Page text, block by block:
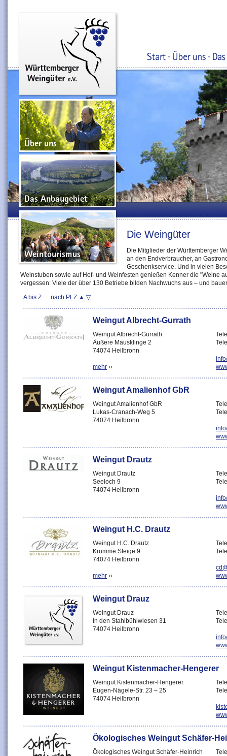
Die Weingüter
Die Mitglieder der Württemberger
an den Endverbraucher, an
Geschenkservice. Und in vielen
Weinstuben sowie auf Hof- und Weinfesten genießen Kenner die "Weine
vergessen: Viele der über 130 Betriebe bilden Nachwuchs aus – und
A bis Z
nach PLZ
Weingut Albrecht-Gurrath
Weingut Albrecht-Gurrath
Äußere Mausklinge 2
74074 Heilbronn
mehr ››
Weingut Amalienhof GbR
Weingut Amalienhof GbR
Lukas-Cranach-Weg 5
74074 Heilbronn
Weingut Drautz
Weingut Drautz
Seeloch 9
74074 Heilbronn
Weingut H.C. Drautz
Weingut H.C. Drautz
Krumme Steige 9
74074 Heilbronn
mehr ››
Weingut Drauz
Weingut Drauz
In den Stahlbühlwiesen 31
74074 Heilbronn
Weingut Kistenmacher-Hengerer
Weingut Kistenmacher-Hengerer
Eugen-Nägele-Str. 23 – 25
74074 Heilbronn
Ökologisches Weingut Schäfer-
Ökologisches Weingut Schäfer-Heinrich